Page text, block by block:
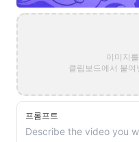
이미지
클립보드에서 붙
프롬프트